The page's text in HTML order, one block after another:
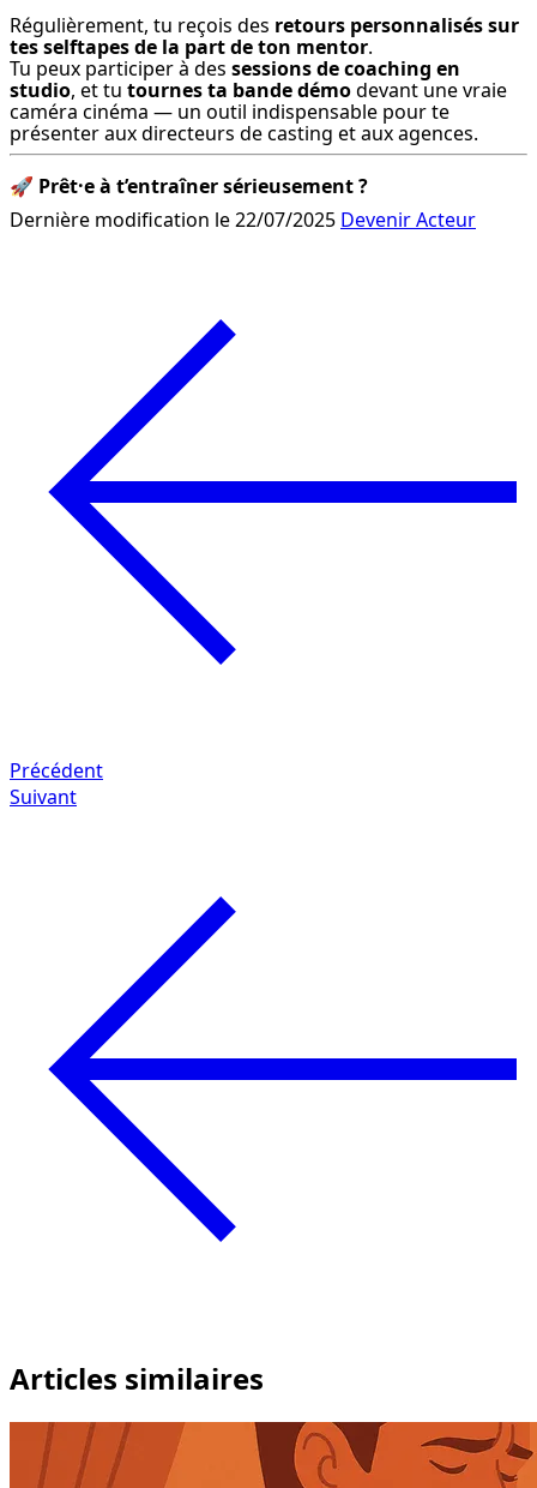
Régulièrement, tu reçois des retours personnalisés sur
tes selftapes de la part de ton mentor.
Tu peux participer à des sessions de coaching en
studio, et tu tournes ta bande démo devant une vraie
caméra cinéma — un outil indispensable pour te
présenter aux directeurs de casting et aux agences.
🚀 Prêt·e à t’entraîner sérieusement ?
Dernière modification le 22/07/2025 Devenir Acteur
Précédent
Suivant
Articles similaires